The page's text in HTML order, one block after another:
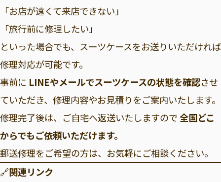
「お店が遠くて来店できない」
「旅行前に修理したい」
といった場合でも、スーツケースをお送りいただければ
修理対応が可能です。
事前に LINEやメールでスーツケースの状態を確認させ
ていただき、修理内容やお見積りをご案内いたします。
修理完了後は、ご自宅へ返送いたしますので全国どこ
からでもご依頼いただけます。
郵送修理をご希望の方は、お気軽にご相談ください。
🔗関連リンク